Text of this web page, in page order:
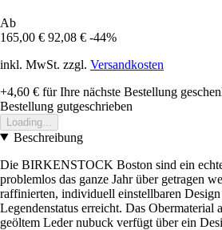
Ab
165,00 € 92,08 € -44%
inkl. MwSt. zzgl. Versandkosten
+4,60 € für Ihre nächste Bestellung
Bestellung gutgeschrieben
Loading...
Beschreibung
Die BIRKENSTOCK Boston sind ein
problemlos das ganze Jahr über getragen
raffinierten, individuell einstellbaren
Legendenstatus erreicht. Das Obermaterial
geöltem Leder nubuck verfügt über ein